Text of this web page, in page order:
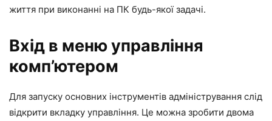
життя при виконанні на ПК будь-якої задачі.
Вхід в меню управління
комп’ютером
Для запуску основних інструментів адміністрування слід
відкрити вкладку управління. Це можна зробити двома